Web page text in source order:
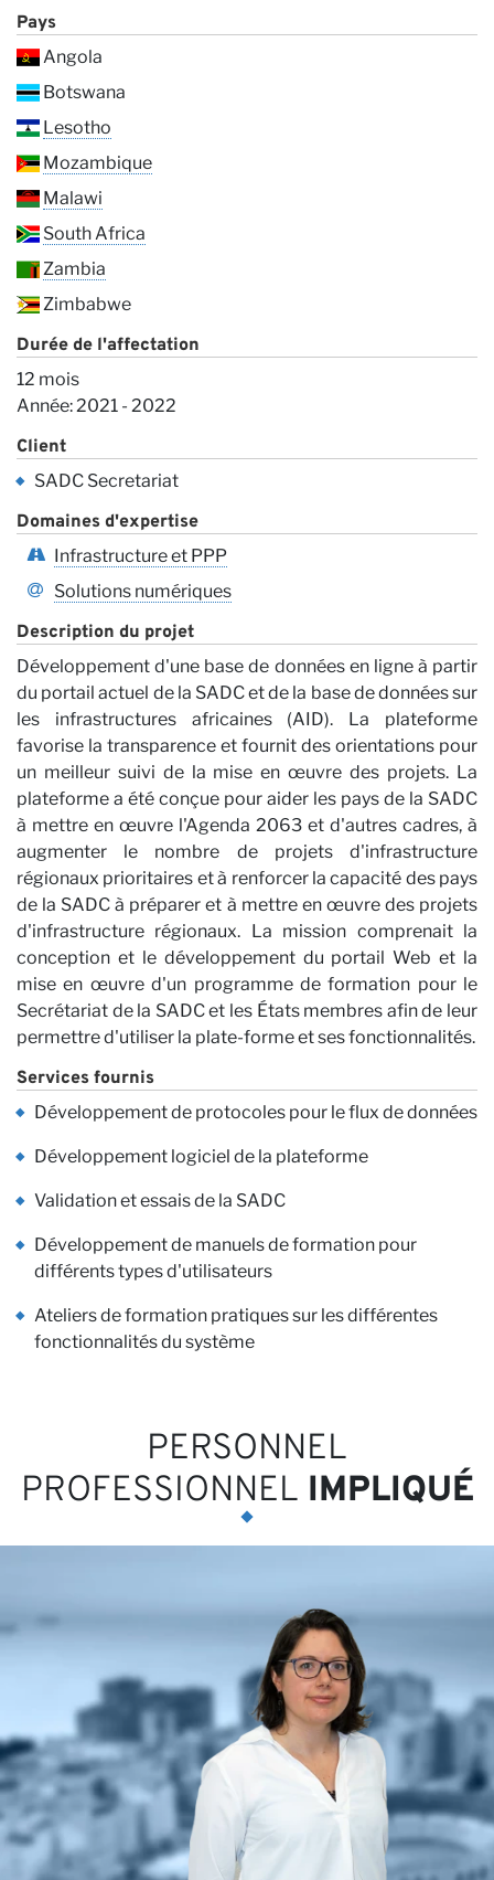
Pays
Angola
Botswana
Lesotho
Mozambique
Malawi
South Africa
Zambia
Zimbabwe
Durée de l'affectation
12 mois
Année: 2021 - 2022
Client
SADC Secretariat
Domaines d'expertise
Infrastructure et PPP
Solutions numériques
Description du projet
Développement d'une base de données en ligne à partir
du portail actuel de la SADC et de la base de données sur
les infrastructures africaines (AID). La plateforme
favorise la transparence et fournit des orientations pour
un meilleur suivi de la mise en œuvre des projets. La
plateforme a été conçue pour aider les pays de la SADC
à mettre en œuvre l'Agenda 2063 et d'autres cadres, à
augmenter le nombre de projets d'infrastructure
régionaux prioritaires et à renforcer la capacité des pays
de la SADC à préparer et à mettre en œuvre des projets
d'infrastructure régionaux. La mission comprenait la
conception et le développement du portail Web et la
mise en œuvre d'un programme de formation pour le
Secrétariat de la SADC et les États membres afin de leur
permettre d'utiliser la plate-forme et ses fonctionnalités.
Services fournis
Développement de protocoles pour le flux de données
Développement logiciel de la plateforme
Validation et essais de la SADC
Développement de manuels de formation pour
différents types d'utilisateurs
Ateliers de formation pratiques sur les différentes
fonctionnalités du système
PERSONNEL
PROFESSIONNEL IMPLIQUÉ